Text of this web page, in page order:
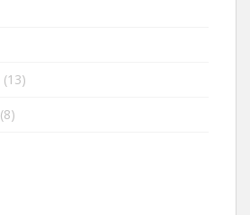
(13)
(8)